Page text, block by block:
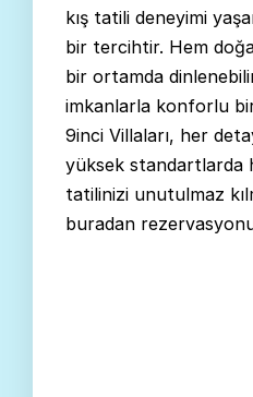
kış tatili deneyimi
bir tercihtir. Hem
bir ortamda
imkanlarla konforlu
9inci Villaları, her
yüksek standartlarda
tatilinizi unutulmaz
buradan